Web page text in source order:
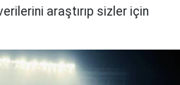
araştırıp sizler için